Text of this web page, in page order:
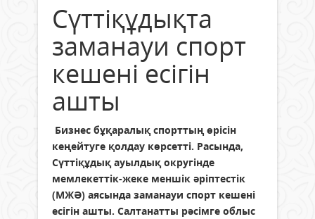
Сүттіқұдықта
заманауи спорт
кешені есігін
ашты
Бизнес бұқаралық спорттың өрісін
кеңейтуге қолдау көрсетті. Расында,
Сүттіқұдық ауылдық округінде
мемлекеттік-жеке меншік әріптестік
(МЖӘ) аясында заманауи спорт кешені
есігін ашты. Салтанатты рәсімге облыс